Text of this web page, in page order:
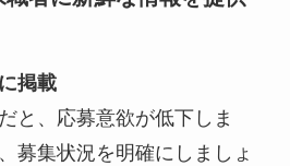
掲載
と、応募意欲が低下しま
募集状況を明確にしましょ